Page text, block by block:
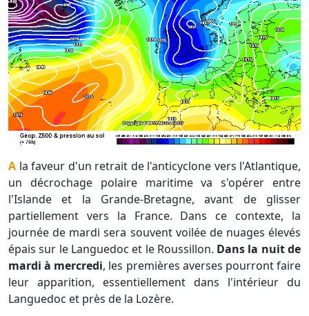
A la faveur d'un retrait de l'anticyclone vers l'Atlantique,
un décrochage polaire maritime va s'opérer entre
l'Islande et la Grande-Bretagne, avant de glisser
partiellement vers la France. Dans ce contexte, la
journée de mardi sera souvent voilée de nuages élevés
épais sur le Languedoc et le Roussillon. Dans la nuit de
mardi à mercredi, les premières averses pourront faire
leur apparition, essentiellement dans l'intérieur du
Languedoc et près de la Lozère.